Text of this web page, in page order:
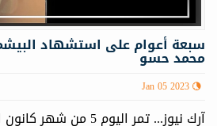
سبعة أعوام على استشهاد
محمد حسو
Jan 05 2023